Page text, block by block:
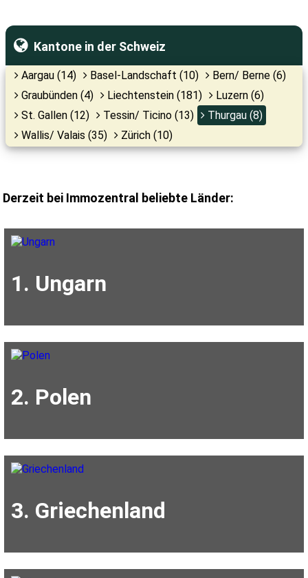
Kantone in der Schweiz
Aargau (14) Basel-Landschaft (10)
Bern/ Berne (6)
Graubünden (4)
Liechtenstein (181)
Luzern (6)
St. Gallen (12)
Tessin/ Ticino (13)
Thurgau (8)
Wallis/ Valais (35)
Zürich (10)
Derzeit bei Immozentral beliebte Länder:
1. Ungarn
2. Polen
3. Griechenland